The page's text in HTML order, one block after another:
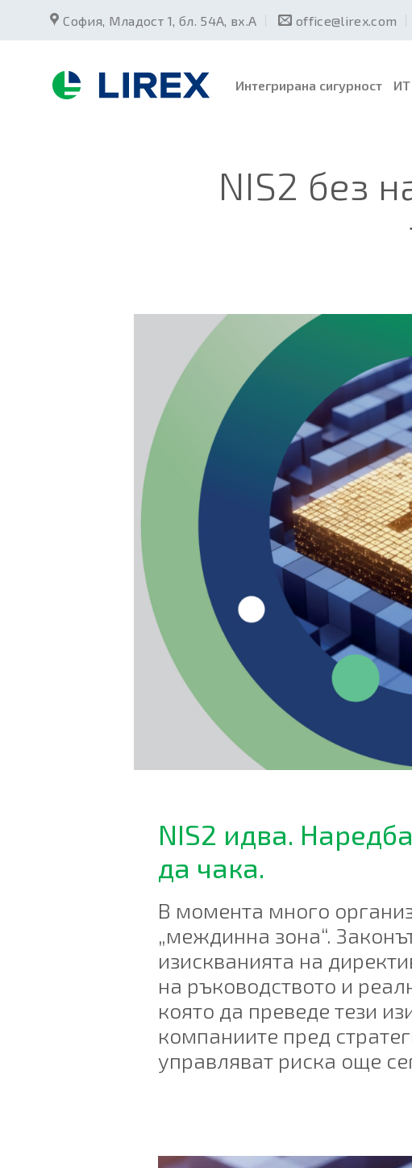
content
София, Младост 1, бл. 54А, вх.А office@lirex.com
Интегрирана сигурност ИТ
NIS2 без
NIS2 идва.
да чака.
В момента много
„междинна зона“.
изискванията на
на ръководството и
която да преведе тези
компаниите пред
управляват риска още